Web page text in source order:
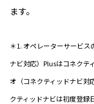
ます。
＊1. オペレーターサービス
ナビ対応）Plusはコネクテ
オ（コネクティッドナビ対
クティッドナビは初度登